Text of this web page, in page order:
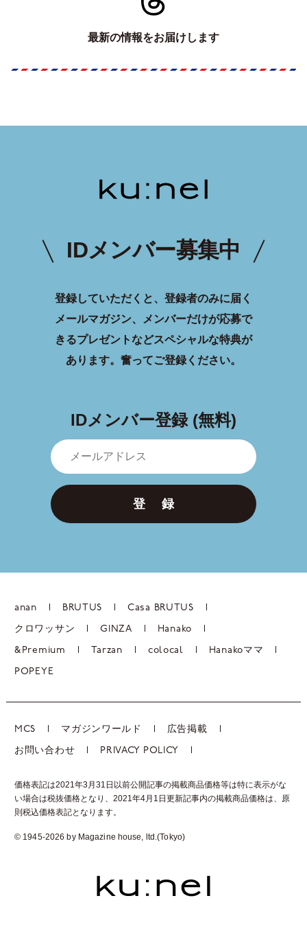
最新の情報をお届けします
IDメンバー募集中
登録していただくと、登録者のみに届く
メールマガジン、メンバーだけが応募で
きるプレゼントなどスペシャルな特典が
あります。 奮ってご登録ください。
IDメンバー登録 (無料)
登 録
anan BRUTUS Casa BRUTUS
クロワッサン GINZA Hanako
&Premium Tarzan colocal Hanakoママ
POPEYE
MCS マガジンワールド 広告掲載
お問い合わせ PRIVACY POLICY
価格表記は2021年3月31日以前公開記事の掲載商品価格等は特に表示がな
い場合は税抜価格となり、2021年4月1日更新記事内の掲載商品価格は、 原
則税込価格表記となります。
© 1945-2026 by Magazine house, ltd.(Tokyo)